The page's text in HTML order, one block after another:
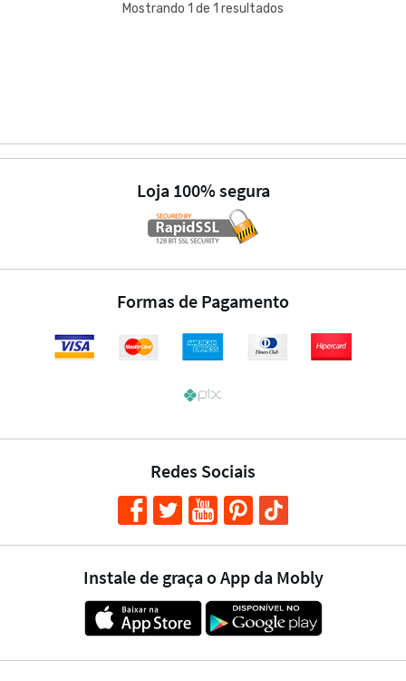
Mostrando 1 de 1 resultados